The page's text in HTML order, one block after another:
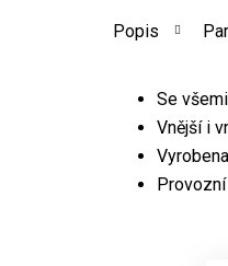
Popis
Se
Vnější i